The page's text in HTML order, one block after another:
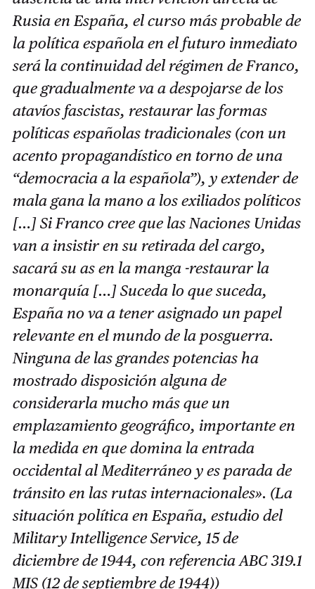
Rusia en España, el curso más probable de
la política española en el futuro inmediato
será la continuidad del régimen de Franco,
que gradualmente va a despojarse de los
atavíos fascistas, restaurar las formas
políticas españolas tradicionales (con un
acento propagandístico en torno de una
“democracia a la española”), y extender de
mala gana la mano a los exiliados políticos
[…] Si Franco cree que las Naciones Unidas
van a insistir en su retirada del cargo,
sacará su as en la manga -restaurar la
monarquía […] Suceda lo que suceda,
España no va a tener asignado un papel
relevante en el mundo de la posguerra.
Ninguna de las grandes potencias ha
mostrado disposición alguna de
considerarla mucho más que un
emplazamiento geográfico, importante en
la medida en que domina la entrada
occidental al Mediterráneo y es parada de
tránsito en las rutas internacionales». (La
situación política en España, estudio del
Military Intelligence Service, 15 de
diciembre de 1944, con referencia ABC 319.1
MIS (12 de septiembre de 1944))